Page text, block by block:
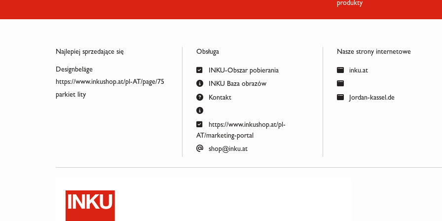
produkty
Najlepiej sprzedające się
Designbeläge
https://www.inkushop.at/pl-AT/page/75
parkiet lity
Obsługa
INKU-Obszar pobierania
INKU Baza obrazów
Kontakt
https://www.inkushop.at/pl-
AT/marketing-portal
shop@inku.at
Nasze strony internetowe
inku.at
Jordan-kassel.de